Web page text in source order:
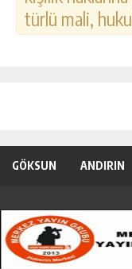
türlü mali,
GÖKSUN ANDIRIN